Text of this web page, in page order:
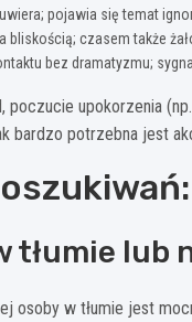
pojawia się temat
bliskością; czasem także
bez dramatyzmu;
poczucie upokorzenia
bardzo potrzebna jest
tłumie lub
osoby w tłumie jest